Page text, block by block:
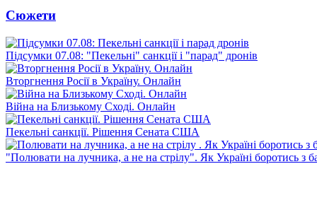
Сюжети
Підсумки 07.08: "Пекельні" санкції і "парад" дронів
Вторгнення Росії в Україну. Онлайн
Війна на Близькому Сході. Онлайн
Пекельні санкції. Рішення Сената США
"Полювати на лучника, а не на стрілу". Як Україні боротись з